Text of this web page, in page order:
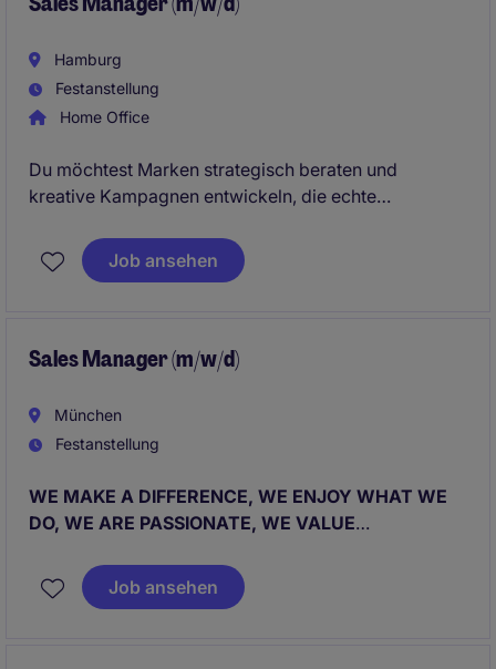
Hamburg
Festanstellung
Home Office
Du möchtest Marken strategisch beraten und
kreative Kampagnen entwickeln, die echte
den gesamten Sales-Prozess eigenständig und
bringst innovative Multichannel-Lösungen
Job ansehen
Sales Manager (m/w/d)
München
Festanstellung
WE MAKE A DIFFERENCE, WE ENJOY WHAT WE
DO, WE ARE PASSIONATE, WE VALUE
Job ansehen